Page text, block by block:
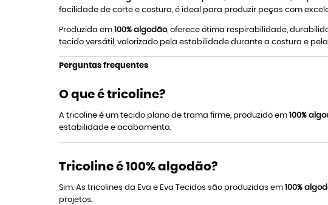
facilidade de corte e costura, é ideal para produzir peças com
Produzida em 100% algodão, oferece ótima respirabilidade,
tecido versátil, valorizado pela estabilidade durante a costura e
Perguntas frequentes
O que é tricoline?
A tricoline é um tecido plano de trama firme, produzido em 100%
estabilidade e acabamento.
Tricoline é 100% algodão?
Sim. As tricolines da Eva e Eva Tecidos são produzidas em 100%
projetos.